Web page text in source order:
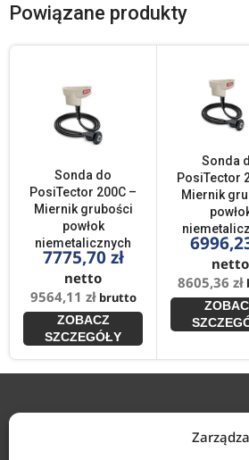
Powiązane produkty
Sonda do
PosiTector 200C –
Miernik grubości
powłok
niemetalicznych
7775,70zł
netto
9564,11 złbrutto
ZOBACZ
SZCZEGÓŁY
Sonda
PosiTector
Miernik
netto
8605,36 zł